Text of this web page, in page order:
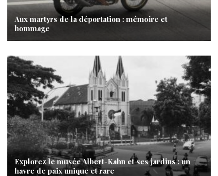
Aux martyrs de la déportation : mémoire et
hommage
Explorez le musée Albert-Kahn et ses jardins : un
havre de paix unique et rare